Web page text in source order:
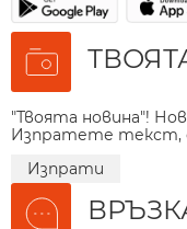
"Твоята новина"!
Изпратете текст,
Изпрати